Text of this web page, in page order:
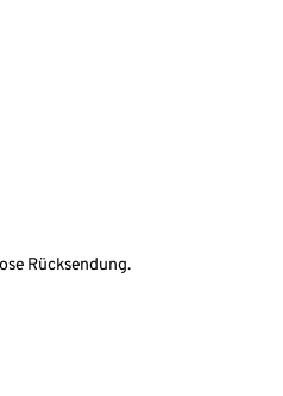
Rücksendung.